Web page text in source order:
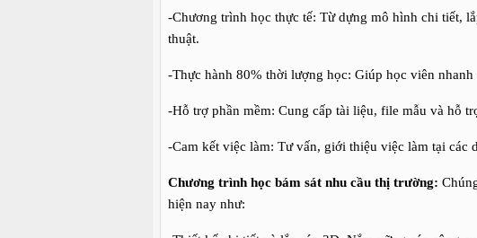
-Chương trình học thực tế: Từ dựng mô hình chi tiết,
thuật.
-Thực hành 80% thời lượng học: Giúp học viên nhanh
-Hỗ trợ phần mềm: Cung cấp tài liệu, file mẫu và hỗ
-Cam kết việc làm: Tư vấn, giới thiệu việc làm tại các
Chương trình học bám sát nhu cầu thị trường:
hiện nay như: